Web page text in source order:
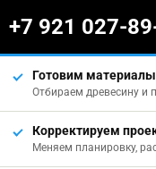
+7 921 027-
Готовим
Отбираем древесину и
Корректируем
Меняем планировку,